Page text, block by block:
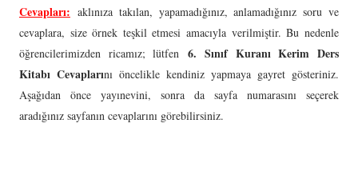
Cevapları: aklınıza takılan, yapamadığınız, anlamadığınız soru ve
cevaplara, size örnek teşkil etmesi amacıyla verilmiştir. Bu nedenle
öğrencilerimizden ricamız; lütfen6. Sınıf Kuranı Kerim Ders
Kitabı Cevaplarını öncelikle kendiniz yapmaya gayret gösteriniz.
Aşağıdan önce yayınevini, sonra da sayfa numarasını seçerek
aradığınız sayfanın cevaplarını görebilirsiniz.